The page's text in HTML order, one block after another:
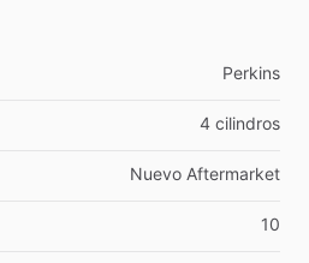
Perkins
4 cilindros
Nuevo Aftermarket
10